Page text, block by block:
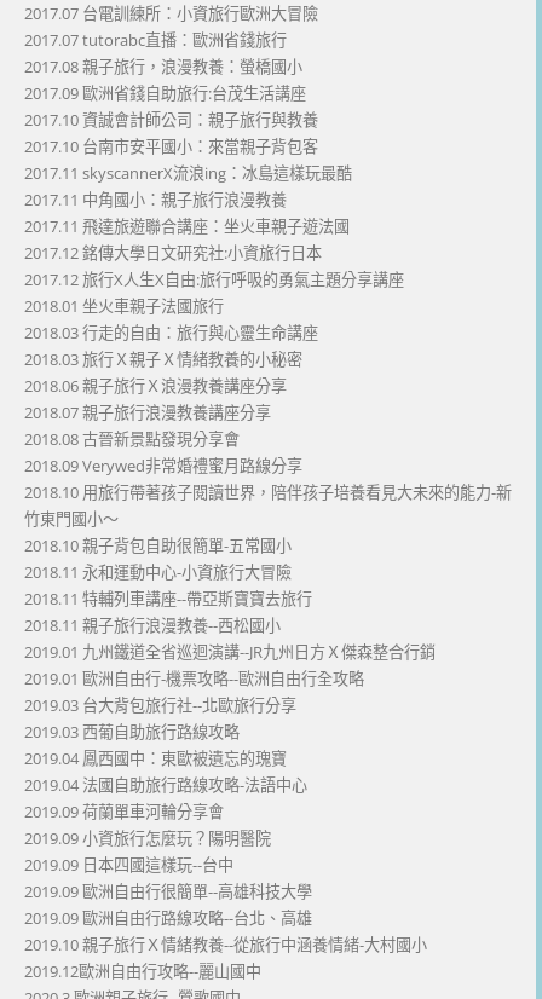
2017.07 台電訓練所：小資旅行歐洲大冒險
2017.07 tutorabc直播：歐洲省錢旅行
2017.08 親子旅行，浪漫教養：螢橋國小
2017.09 歐洲省錢自助旅行:台茂生活講座
2017.10 資誠會計師公司：親子旅行與教養
2017.10 台南市安平國小：來當親子背包客
2017.11 skyscannerX流浪ing：冰島這樣玩最酷
2017.11 中角國小：親子旅行浪漫教養
2017.11 飛達旅遊聯合講座：坐火車親子遊法國
2017.12 銘傳大學日文研究社:小資旅行日本
2017.12 旅行X人生X自由:旅行呼吸的勇氣主題分享講座
2018.01 坐火車親子法國旅行
2018.03 行走的自由：旅行與心靈生命講座
2018.03 旅行Ｘ親子Ｘ情緒教養的小秘密
2018.06 親子旅行Ｘ浪漫教養講座分享
2018.07 親子旅行浪漫教養講座分享
2018.08 古晉新景點發現分享會
2018.09 Verywed非常婚禮蜜月路線分享
2018.10 用旅行帶著孩子閱讀世界，陪伴孩子培養看見大未來的能力-新
竹東門國小～
2018.10 親子背包自助很簡單-五常國小
2018.11 永和運動中心-小資旅行大冒險
2018.11 特輔列車講座--帶亞斯寶寶去旅行
2018.11 親子旅行浪漫教養--西松國小
2019.01 九州鐵道全省巡迴演講--JR九州日方Ｘ傑森整合行銷
2019.01 歐洲自由行-機票攻略--歐洲自由行全攻略
2019.03 台大背包旅行社--北歐旅行分享
2019.03 西葡自助旅行路線攻略
2019.04 鳳西國中：東歐被遺忘的瑰寶
2019.04 法國自助旅行路線攻略-法語中心
2019.09 荷蘭單車河輪分享會
2019.09 小資旅行怎麼玩？陽明醫院
2019.09 日本四國這樣玩--台中
2019.09 歐洲自由行很簡單--高雄科技大學
2019.09 歐洲自由行路線攻略--台北、高雄
2019.10 親子旅行Ｘ情緒教養--從旅行中涵養情緒-大村國小
2019.12歐洲自由行攻略--麗山國中